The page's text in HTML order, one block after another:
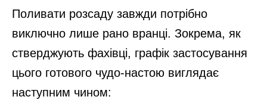
Поливати розсаду завжди потрібно
виключно лише рано вранці. Зокрема, як
стверджують фахівці, графік застосування
цього готового чудо-настою виглядає
наступним чином: